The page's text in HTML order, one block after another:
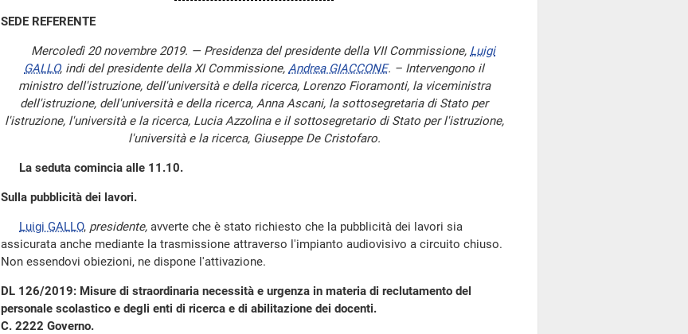
SEDE REFERENTE
Mercoledì 20 novembre 2019. — Presidenza del presidente della VII Commissione, Luigi
GALLO, indi del presidente della XI Commissione, Andrea GIACCONE. – Intervengono il
ministro dell'istruzione, dell'università e della ricerca, Lorenzo Fioramonti, la viceministra
dell'istruzione, dell'università e della ricerca, Anna Ascani, la sottosegretaria di Stato per
l'istruzione, l'università e la ricerca, Lucia Azzolina e il sottosegretario di Stato per l'istruzione,
l'università e la ricerca, Giuseppe De Cristofaro.
La seduta comincia alle 11.10.
Sulla pubblicità dei lavori.
Luigi GALLO, presidente, avverte che è stato richiesto che la pubblicità dei lavori sia
assicurata anche mediante la trasmissione attraverso l'impianto audiovisivo a circuito chiuso.
Non essendovi obiezioni, ne dispone l'attivazione.
DL 126/2019: Misure di straordinaria necessità e urgenza in materia di reclutamento del
personale scolastico e degli enti di ricerca e di abilitazione dei docenti.
C. 2222 Governo.